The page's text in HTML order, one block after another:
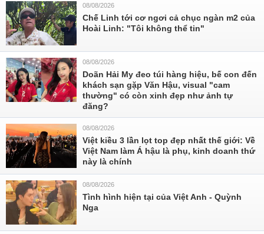
08/08/2026
Chế Linh tới cơ ngơi cả chục ngàn m2 của
Hoài Linh: "Tôi không thể tin"
08/08/2026
Doãn Hải My đeo túi hàng hiệu, bế con đến
khách sạn gặp Văn Hậu, visual "cam
thường" có còn xinh đẹp như ảnh tự
đăng?
08/08/2026
Việt kiều 3 lần lọt top đẹp nhất thế giới: Về
Việt Nam làm Á hậu là phụ, kinh doanh thứ
này là chính
08/08/2026
Tình hình hiện tại của Việt Anh - Quỳnh
Nga